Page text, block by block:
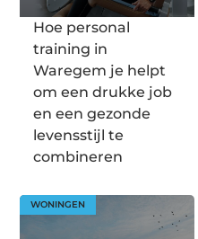
Hoe personal
training in
Waregem je helpt
om een drukke job
en een gezonde
levensstijl te
combineren
WONINGEN